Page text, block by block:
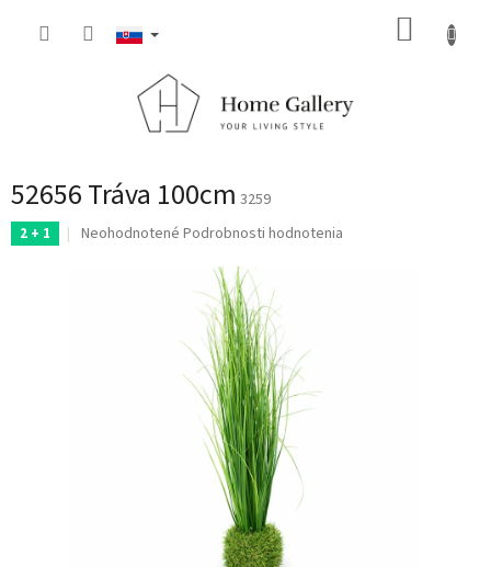
52656 Tráva 100cm 3259
2 + 1
Priemerné
Neohodnotené Podrobnosti hodnotenia